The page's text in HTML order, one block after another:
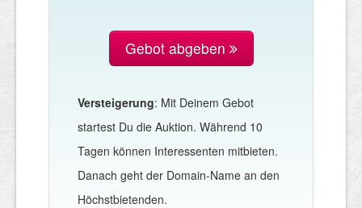
Gebot abgeben
Versteigerung: Mit Deinem Gebot
startest Du die Auktion. Während 10
Tagen können Interessenten mitbieten.
Danach geht der Domain-Name an den
Höchstbietenden.